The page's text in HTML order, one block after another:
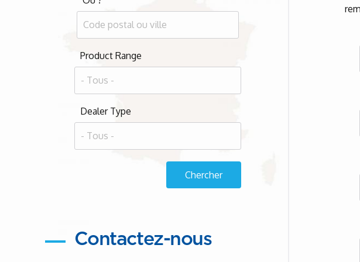
Product Range
Dealer Type
Contactez-nous